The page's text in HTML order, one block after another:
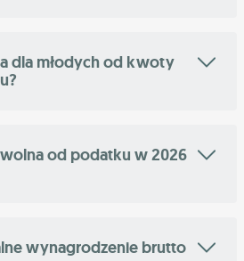
dla młodych od kwoty
od podatku w 2026
wynagrodzenie brutto